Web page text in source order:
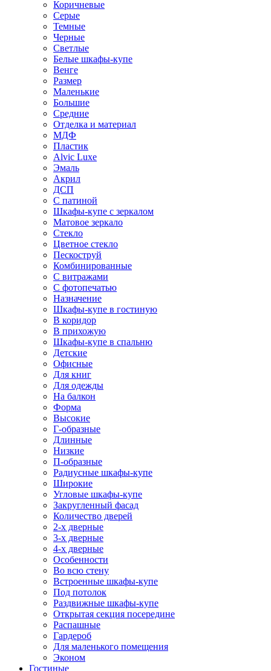
Коричневые
Серые
Темные
Черные
Светлые
Белые шкафы-купе
Венге
Размер
Маленькие
Большие
Средние
Отделка и материал
МДФ
Пластик
Alvic Luxe
Эмаль
Акрил
ДСП
С патиной
Шкафы-купе с зеркалом
Матовое зеркало
Стекло
Цветное стекло
Пескоструй
Комбинированные
С витражами
С фотопечатью
Назначение
Шкафы-купе в гостиную
В коридор
В прихожую
Шкафы-купе в спальню
Детские
Офисные
Для книг
Для одежды
На балкон
Форма
Высокие
Г-образные
Длинные
Низкие
П-образные
Радиусные шкафы-купе
Широкие
Угловые шкафы-купе
Закругленный фасад
Количество дверей
2-х дверные
3-х дверные
4-х дверные
Особенности
Во всю стену
Встроенные шкафы-купе
Под потолок
Раздвижные шкафы-купе
Открытая секция посередине
Распашные
Гардероб
Для маленького помещения
Эконом
Гостиные